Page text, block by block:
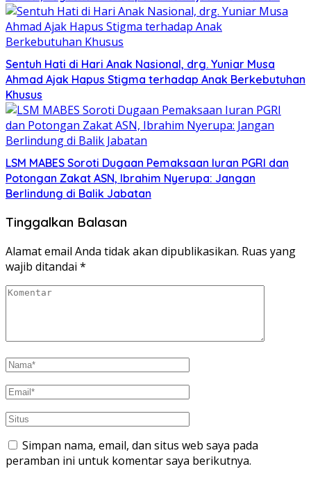
Sentuh Hati di Hari Anak Nasional, drg. Yuniar Musa
Ahmad Ajak Hapus Stigma terhadap Anak Berkebutuhan
Khusus
LSM MABES Soroti Dugaan Pemaksaan Iuran PGRI dan
Potongan Zakat ASN, Ibrahim Nyerupa: Jangan
Berlindung di Balik Jabatan
Tinggalkan Balasan
Alamat email Anda tidak akan dipublikasikan. Ruas yang
wajib ditandai *
Simpan nama, email, dan situs web saya pada
peramban ini untuk komentar saya berikutnya.